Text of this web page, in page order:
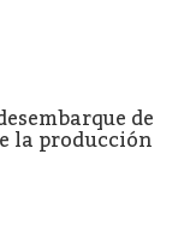
de
la producción